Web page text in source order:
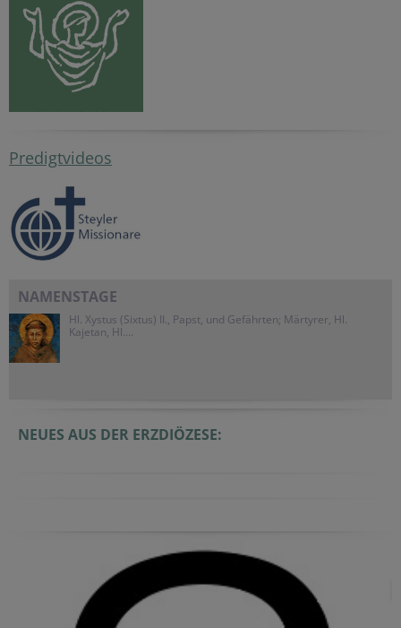
Predigtvideos
NAMENSTAGE
Hl. Xystus (Sixtus) II., Papst, und Gefährten; Märtyrer, Hl.
Kajetan, Hl....
NEUES AUS DER ERZDIÖZESE: